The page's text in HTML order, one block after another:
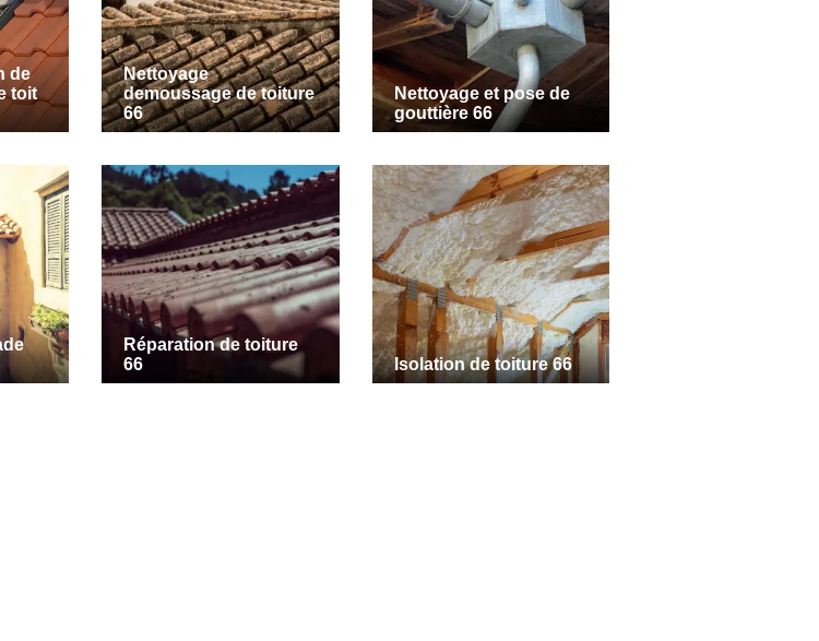
de
toit
Nettoyage
demoussage de toiture
66
Nettoyage et pose de
gouttière 66
Réparation de toiture
66
Isolation de toiture 66